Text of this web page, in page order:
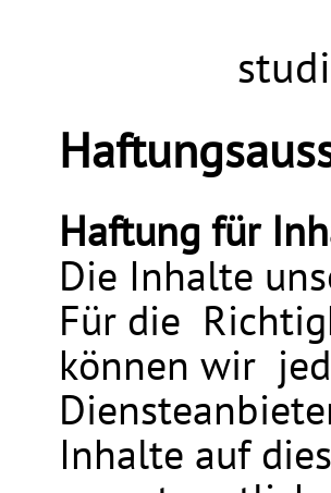
Haftung für
Die Inhalte
Für die
können wir
Inhalte auf